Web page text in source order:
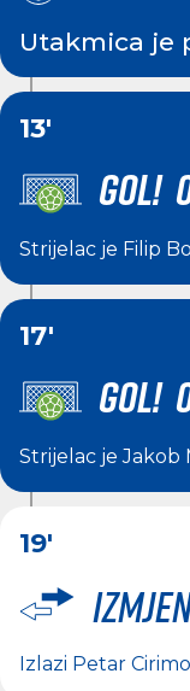
Utakmica je
13'
GOL!
Strijelac je Filip
17'
GOL!
Strijelac jeJakob
19'
Izlazi Petar